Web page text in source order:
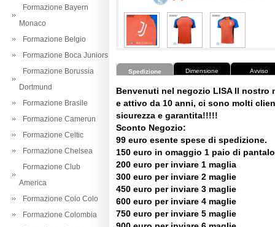
Formazione Bayern
Monaco
Formazione Belgio
Formazione Boca Juniors
Formazione Borussia
Dortmund
Formazione Brasile
Formazione Camerun
Formazione Celtic
Formazione Chelsea
Formazione Club
America
Formazione Colo Colo
Formazione Colombia
Spedizione Dimensione Avviso
Benvenuti nel negozio LISA Il nostro
e attivo da 10 anni, ci sono molti
sicurezza e garantita!!!!!
Sconto Negozio:
99 euro esente spese di spedizione.
150 euro in omaggio 1 paio di
200 euro per inviare 1 maglia
300 euro per inviare 2 maglie
450 euro per inviare 3 maglie
600 euro per inviare 4 maglie
750 euro per inviare 5 maglie